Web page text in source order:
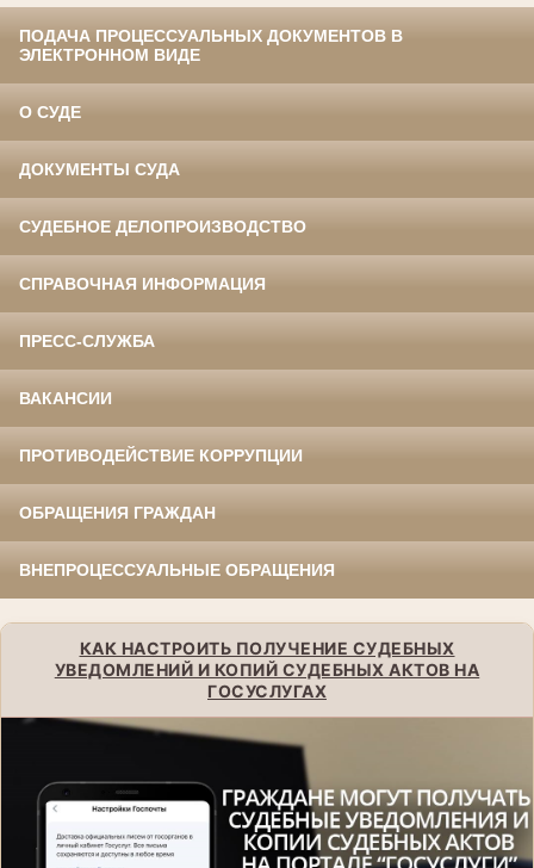
ПОДАЧА ПРОЦЕССУАЛЬНЫХ ДОКУМЕНТОВ В
ЭЛЕКТРОННОМ ВИДЕ
О СУДЕ
ДОКУМЕНТЫ СУДА
СУДЕБНОЕ ДЕЛОПРОИЗВОДСТВО
СПРАВОЧНАЯ ИНФОРМАЦИЯ
ПРЕСС-СЛУЖБА
ВАКАНСИИ
ПРОТИВОДЕЙСТВИЕ КОРРУПЦИИ
ОБРАЩЕНИЯ ГРАЖДАН
ВНЕПРОЦЕССУАЛЬНЫЕ ОБРАЩЕНИЯ
КАК НАСТРОИТЬ ПОЛУЧЕНИЕ СУДЕБНЫХ
УВЕДОМЛЕНИЙ И КОПИЙ СУДЕБНЫХ АКТОВ НА
ГОСУСЛУГАХ